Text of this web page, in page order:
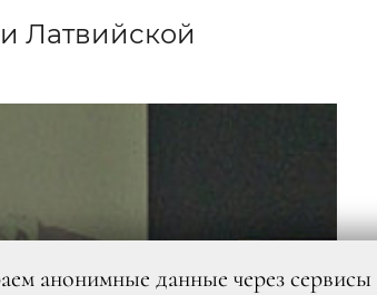
Латвийской
анонимные данные через сервисы